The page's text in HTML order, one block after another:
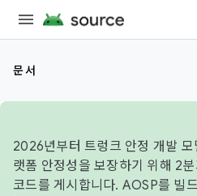
문서
2026년부터 트렁크 안정 개발
랫폼 안정성을 보장하기 위해 2
코드를 게시합니다. AOSP를 빌